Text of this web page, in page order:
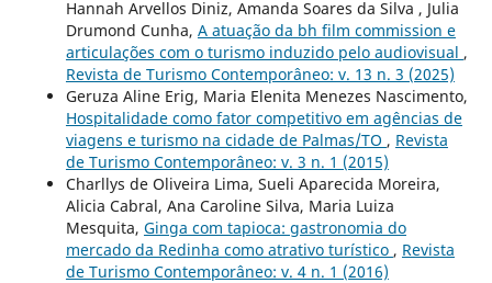
Hannah Arvellos Diniz, Amanda Soares da Silva , Julia
Drumond Cunha, A atuação da bh film commission e
articulações com o turismo induzido pelo audiovisual ,
Revista de Turismo Contemporâneo: v. 13 n. 3 (2025)
Geruza Aline Erig, Maria Elenita Menezes Nascimento,
Hospitalidade como fator competitivo em agências de
viagens e turismo na cidade de Palmas/TO , Revista
de Turismo Contemporâneo: v. 3 n. 1 (2015)
Charllys de Oliveira Lima, Sueli Aparecida Moreira,
Alicia Cabral, Ana Caroline Silva, Maria Luiza
Mesquita, Ginga com tapioca: gastronomia do
mercado da Redinha como atrativo turístico , Revista
de Turismo Contemporâneo: v. 4 n. 1 (2016)